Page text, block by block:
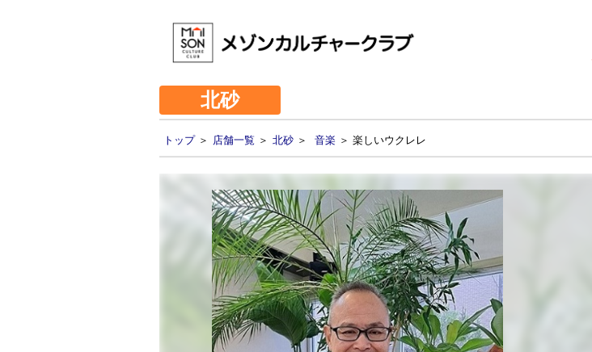
北砂
トップ＞ 店舗一覧 ＞ 北砂 ＞ 音楽 ＞ 楽しいウクレレ